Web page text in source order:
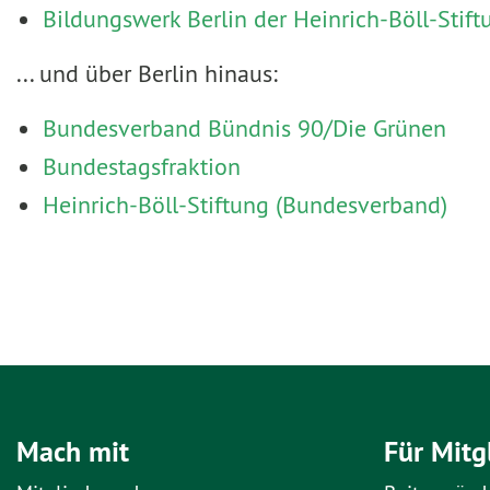
Bildungswerk Berlin der Heinrich-Böll-
... und über Berlin hinaus:
Bundesverband Bündnis 90/Die Grünen
Bundestagsfraktion
Heinrich-Böll-Stiftung (Bundesverband)
Mach mit Für